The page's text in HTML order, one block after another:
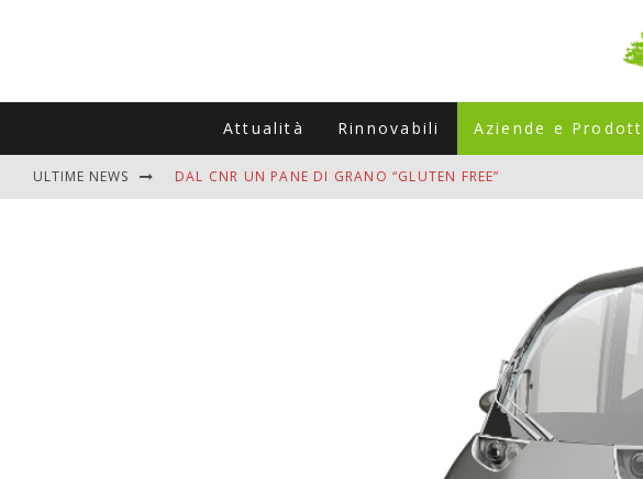
Attualità Rinnovabili Aziende e
ULTIME NEWS DAL CNR UN PANE DI GRANO “GLUTEN FREE”
MUTTI ASSUME A OLIVETO CITRA 400 COLLABORATORI
ZANZARE IN VACANZA? I 3 ERRORI PIÙ COMUNI CHE POSSONO
ADDIO BOLLETTE SALATE? LA NUOVA FRONTIERA DEL